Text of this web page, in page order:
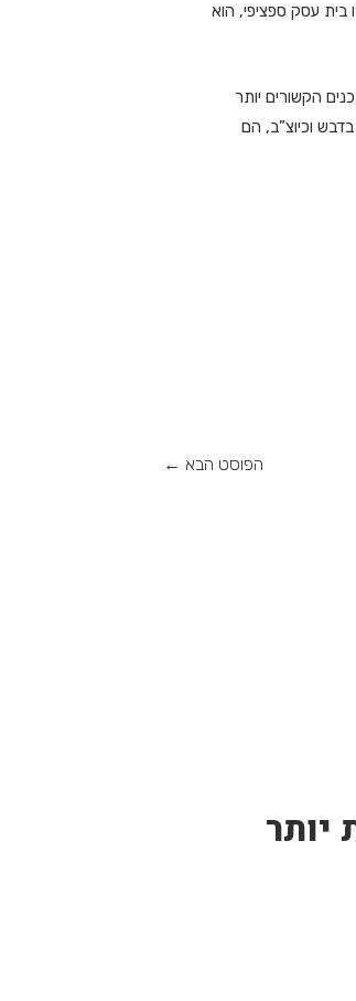
בית עסק ספציפי, הוא
הקשורים יותר
וכיוצ”ב, הם
הפוסט הבא ←
יותר